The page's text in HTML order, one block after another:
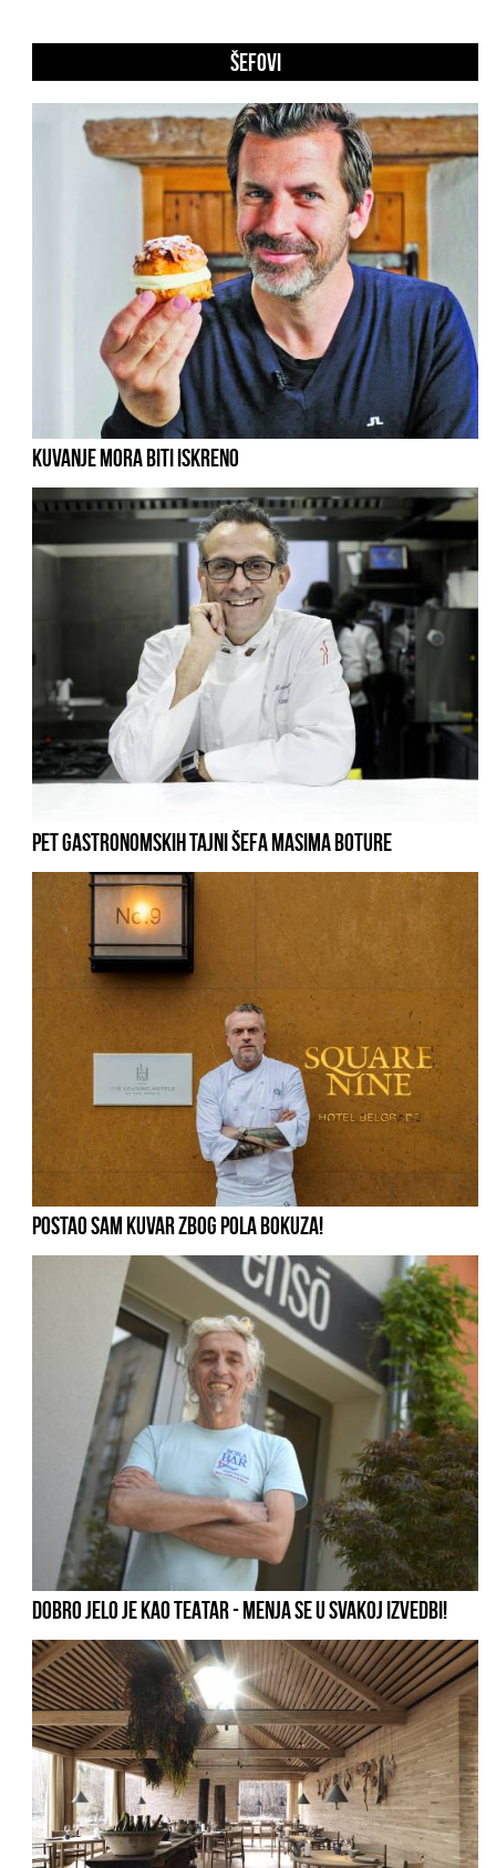
ŠEFOVI
KUVANJE MORA BITI ISKRENO
PET GASTRONOMSKIH TAJNI ŠEFA MASIMA BOTURE
POSTAO SAM KUVAR ZBOG POLA BOKUZA!
DOBRO JELO JE KAO TEATAR - MENJA SE U SVAKOJ IZVEDBI!